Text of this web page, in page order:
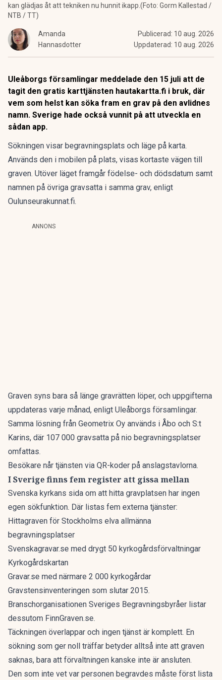
kan glädjas åt att tekniken nu hunnit ikapp.(Foto: Gorm Kallestad /
NTB / TT)
Amanda
Hannasdotter
Publicerad: 10 aug. 2026
Uppdaterad: 10 aug. 2026
Uleåborgs församlingar meddelade den 15 juli att de
tagit den gratis karttjänsten hautakartta.fi i bruk, där
vem som helst kan söka fram en grav på den avlidnes
namn. Sverige hade också vunnit på att utveckla en
sådan app.
Sökningen visar begravningsplats och läge på karta.
Används den i mobilen på plats, visas kortaste vägen till
graven. Utöver läget framgår födelse- och dödsdatum samt
namnen på övriga gravsatta i samma grav, enligt
Oulunseurakunnat.fi.
ANNONS
Graven syns bara så länge gravrätten löper, och uppgifterna
uppdateras varje månad, enligt Uleåborgs församlingar.
Samma lösning från Geometrix Oy används i Åbo och S:t
Karins, där 107 000 gravsatta på nio begravningsplatser
omfattas.
Besökare når tjänsten via QR-koder på anslagstavlorna.
I Sverige finns fem register att gissa mellan
Svenska kyrkans sida om att hitta gravplatsen har ingen
egen sökfunktion. Där listas fem externa tjänster:
Hittagraven för Stockholms elva allmänna
begravningsplatser
Svenskagravar.se med drygt 50 kyrkogårdsförvaltningar
Kyrkogårdskartan
Gravar.se med närmare 2 000 kyrkogårdar
Gravstensinventeringen som slutar 2015.
Branschorganisationen Sveriges Begravningsbyråer listar
dessutom FinnGraven.se.
Täckningen överlappar och ingen tjänst är komplett. En
sökning som ger noll träffar betyder alltså inte att graven
saknas, bara att förvaltningen kanske inte är ansluten.
Den som inte vet var personen begravdes måste först lista